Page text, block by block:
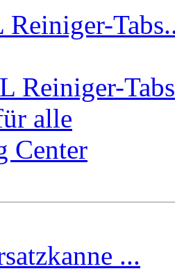
...